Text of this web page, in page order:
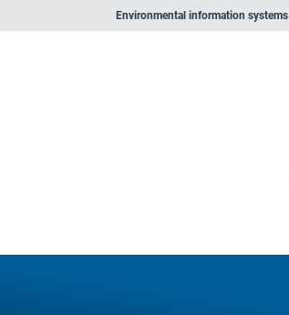
Environmental information systems